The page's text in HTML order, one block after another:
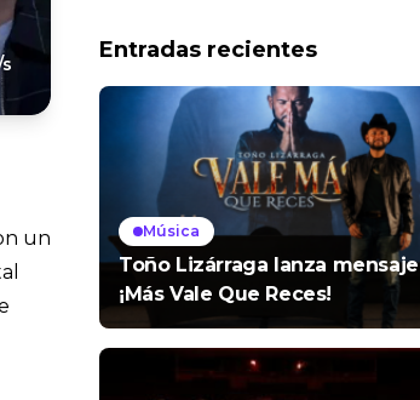
un
Entradas recientes
Música
Toño Lizárraga lanza mensaje
¡Más Vale Que Reces!